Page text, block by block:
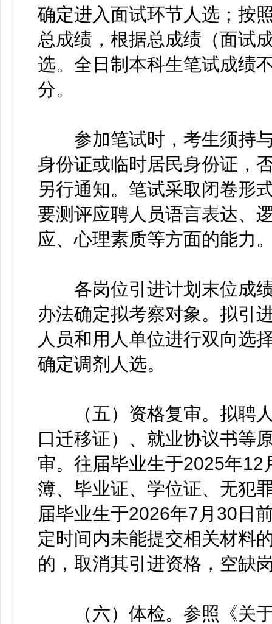
确定进入面试环节人选；按
总成绩，根据总成绩（面试
选。全日制本科生笔试成绩
分。
参加笔试时，考生须持与
身份证或临时居民身份证，
另行通知。笔试采取闭卷形
要测评应聘人员语言表达、
应、心理素质等方面的能力
各岗位引进计划末位成绩
办法确定拟考察对象。拟引
人员和用人单位进行双向选
确定调剂人选。
（五）资格复审。拟聘人
口迁移证）、就业协议书等
审。往届毕业生于2025年
簿、毕业证、学位证、无犯
届毕业生于2026年7月30日
定时间内未能提交相关材料
的，取消其引进资格，空缺
（六）体检。参照《关于